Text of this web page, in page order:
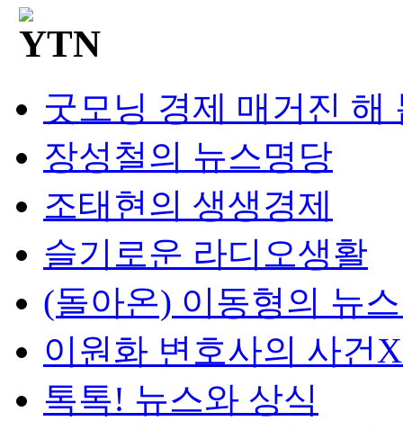
굿모닝 경제 매거진 해
장성철의 뉴스명당
조태현의 생생경제
슬기로운 라디오생활
(돌아온) 이동형의 뉴
이원화 변호사의 사건
톡톡! 뉴스와 상식